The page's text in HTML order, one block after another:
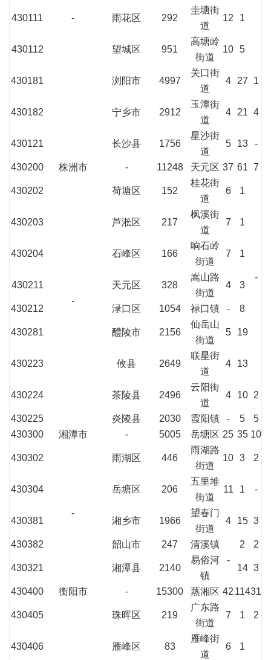
-
430111 雨花区 292
圭塘街
道
12 1
430112 望城区 951
高塘岭
街道
10 5
430181 浏阳市 4997
关口街
道
4 27 1
430182 宁乡市 2912
玉潭街
道
4 21 4
430121 长沙县 1756
星沙街
道
5 13 -
430200 株洲市 - 11248 天元区 37 61 7
430202
-
荷塘区 152
桂花街
道
6 1
-
430203 芦淞区 217
枫溪街
道
7 1
430204 石峰区 166
响石岭
街道
7 1
430211 天元区 328
嵩山路
街道
4 3
430212 渌口区 1054 禄口镇 - 8
430281 醴陵市 2156
仙岳山
街道
5 19
430223 攸县 2649
联星街
道
4 13
430224 茶陵县 2496
云阳街
道
4 10 2
430225 炎陵县 2030 霞阳镇 - 5
5
430300
湘潭市 - 5005 岳塘区 25 35 10
430302
-
雨湖区 446
雨湖路
街道
10 3 2
430304 岳塘区 206
五里堆
街道
11 1 -
430381 湘乡市 1966
望春门
街道
4 15 3
430382 韶山市 247
清溪镇
-
2 2
430321 湘潭县 2140
易俗河
镇
14 3
430400 衡阳市 - 15300 蒸湘区 42 11431
430405 珠晖区 219
广东路
街道
7 1 2
430406 雁峰区 83
雁峰街
道
6 1